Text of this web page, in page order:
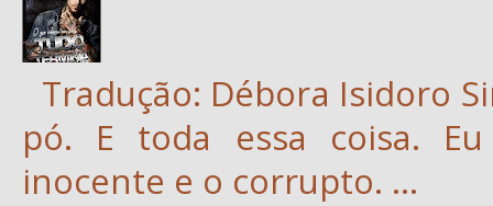
Tradução: Débora Isidoro
pó. E toda essa coisa.
inocente e o corrupto. ...